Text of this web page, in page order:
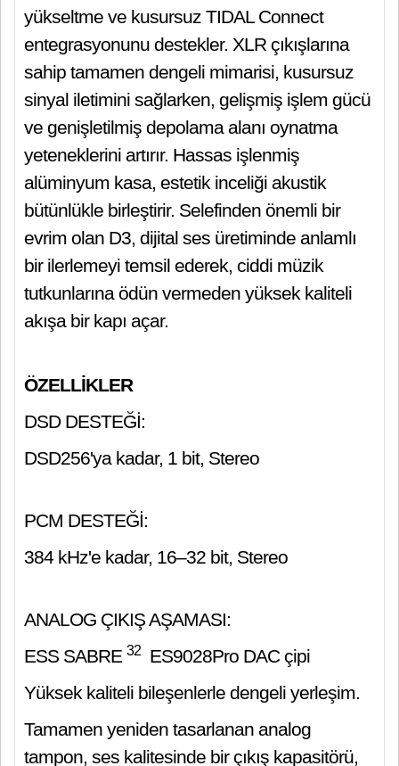
yükseltme ve kusursuz TIDAL Connect
entegrasyonunu destekler. XLR çıkışlarına
sahip tamamen dengeli mimarisi, kusursuz
sinyal iletimini sağlarken, gelişmiş işlem gücü
ve genişletilmiş depolama alanı oynatma
yeteneklerini artırır. Hassas işlenmiş
alüminyum kasa, estetik inceliği akustik
bütünlükle birleştirir. Selefinden önemli bir
evrim olan D3, dijital ses üretiminde anlamlı
bir ilerlemeyi temsil ederek, ciddi müzik
tutkunlarına ödün vermeden yüksek kaliteli
akışa bir kapı açar.
ÖZELLİKLER
DSD DESTEĞİ:
DSD256'ya kadar, 1 bit, Stereo
PCM DESTEĞİ:
384 kHz'e kadar, 16–32 bit, Stereo
ANALOG ÇIKIŞ AŞAMASI:
ESS SABRE 32
ES9028Pro DAC çipi
Yüksek kaliteli bileşenlerle dengeli yerleşim.
Tamamen yeniden tasarlanan analog
tampon, ses kalitesinde bir çıkış kapasitörü,